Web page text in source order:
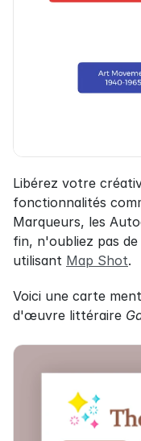
Libérez votre
fonctionnalités
Marqueurs, les
fin, n'oubliez pas
utilisant Map Shot.
Voici une carte
d'œuvre littéraire